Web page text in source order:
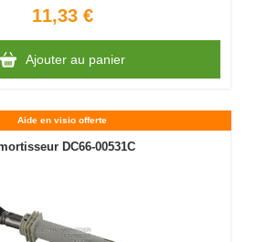
11,33 €
Ajouter au panier
Aide en visio offerte
DC66-00531C